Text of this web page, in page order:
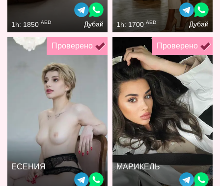
1h: 1850 AED Дубай 1h: 1700 AED Дубай
Проверено
ЕСЕНИЯ
Проверено
МАРИКЕЛЬ